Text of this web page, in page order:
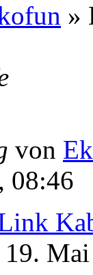
»
von
08:46
19.